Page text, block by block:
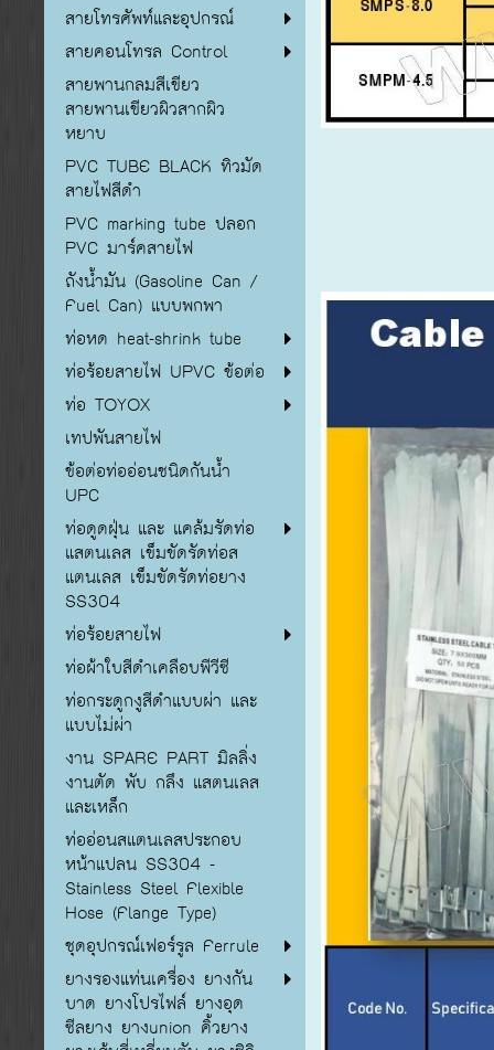
สายโทรศัพท์และอุปกรณ์
สายคอนโทรล Control
สายพานกลมสีเขียว
สายพานเขียวผิวสากผิว
หยาบ
PVC TUBE BLACK ทิวมัด
สายไฟสีดำ
PVC marking tube ปลอก
PVC มาร์คสายไฟ
ถังน้ำมัน (Gasoline Can /
Fuel Can) แบบพกพา
ท่อหด heat-shrink tube
ท่อร้อยสายไฟ UPVC ข้อต่อ
ท่อ TOYOX
เทปพันสายไฟ
ข้อต่อท่ออ่อนชนิดกันน้ำ
UPC
ท่อดูดฝุ่น และ แคล้มรัดท่อ
แสตนเลส เข็มขัดรัดท่อส
แตนเลส เข็มขัดรัดท่อยาง
SS304
ท่อร้อยสายไฟ
ท่อผ้าใบสีดำเคลือบพีวีซี
ท่อกระดูกงูสีดำแบบผ่า และ
แบบไม่ผ่า
งาน SPARE PART มิลลิ่ง
งานตัด พับ กลึง แสตนเลส
และเหล็ก
ท่ออ่อนสแตนเลสประกอบ
หน้าแปลน SS304 -
Stainless Steel Flexible
Hose (Flange Type)
ชุดอุปกรณ์เฟอร์รูล Ferrule
ยางรองแท่นเครื่อง ยางกัน
บาด ยางโปรไฟล์ ยางอุด
ซีลยาง ยางunion คิ้วยาง